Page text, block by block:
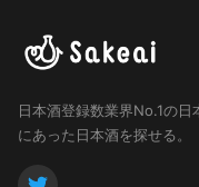
日本酒登録数業界No.1の日
にあった日本酒を探せる。